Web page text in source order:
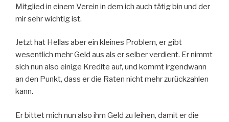
Mitglied in einem Verein in dem ich auch tätig bin und der
mir sehr wichtig ist.
Jetzt hat Hellas aber ein kleines Problem, er gibt
wesentlich mehr Geld aus als er selber verdient. Er nimmt
sich nun also einige Kredite auf, und kommt irgendwann
an den Punkt, dass er die Raten nicht mehr zurückzahlen
kann.
Er bittet mich nun also ihm Geld zu leihen, damit er die